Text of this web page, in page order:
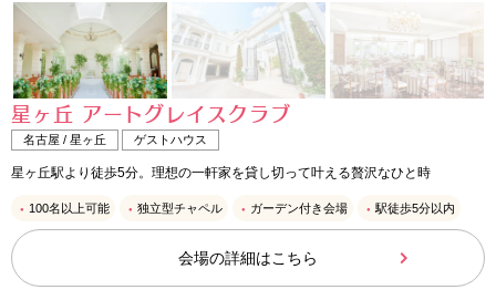
星ヶ丘 アートグレイスクラブ
名古屋 / 星ヶ丘 ゲストハウス
星ヶ丘駅より徒歩5分。理想の一軒家を貸し切って叶える贅沢なひと時
100名以上可能 独立型チャペル ガーデン付き会場 駅徒歩5分以内
会場の詳細はこちら